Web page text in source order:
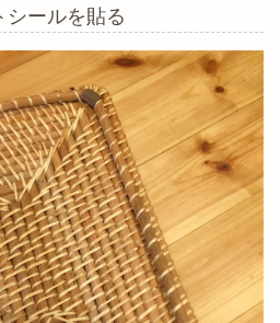
シールを貼る